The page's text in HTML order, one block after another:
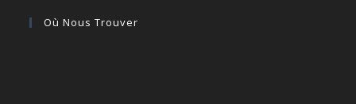
Où Nous Trouver